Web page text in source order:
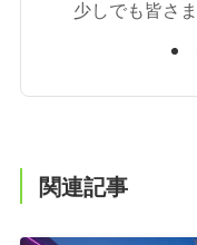
少しでも皆さ
関連記事